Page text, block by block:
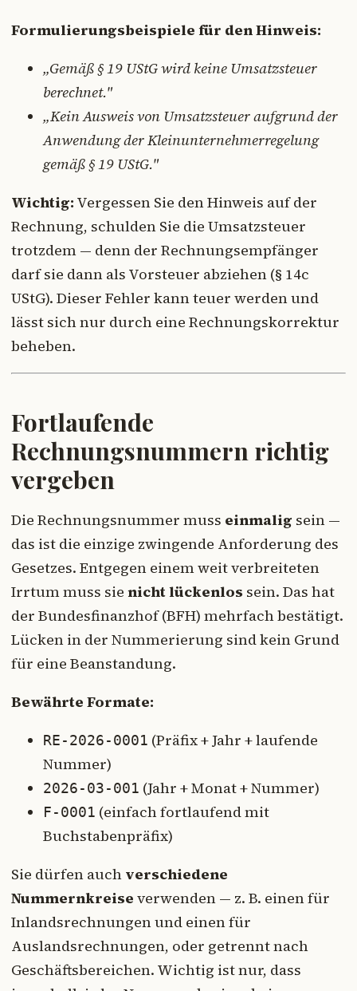
Formulierungsbeispiele für den Hinweis:
„Gemäß § 19 UStG wird keine Umsatzsteuer
berechnet."
„Kein Ausweis von Umsatzsteuer aufgrund der
Anwendung der Kleinunternehmerregelung
gemäß § 19 UStG."
Wichtig: Vergessen Sie den Hinweis auf der
Rechnung, schulden Sie die Umsatzsteuer
trotzdem — denn der Rechnungsempfänger
darf sie dann als Vorsteuer abziehen (§ 14c
UStG). Dieser Fehler kann teuer werden und
lässt sich nur durch eine Rechnungskorrektur
beheben.
Fortlaufende
Rechnungsnummern richtig
vergeben
Die Rechnungsnummer muss einmalig sein —
das ist die einzige zwingende Anforderung des
Gesetzes. Entgegen einem weit verbreiteten
Irrtum muss sie nicht lückenlos sein. Das hat
der Bundesfinanzhof (BFH) mehrfach bestätigt.
Lücken in der Nummerierung sind kein Grund
für eine Beanstandung.
Bewährte Formate:
RE-2026-0001 (Präfix + Jahr + laufende
Nummer)
2026-03-001 (Jahr + Monat + Nummer)
F-0001 (einfach fortlaufend mit
Buchstabenpräfix)
Sie dürfen auch verschiedene
Nummernkreise verwenden — z. B. einen für
Inlandsrechnungen und einen für
Auslandsrechnungen, oder getrennt nach
Geschäftsbereichen. Wichtig ist nur, dass